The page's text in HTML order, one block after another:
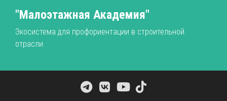
"Малоэтажная Академия"
Экосистема для профориентации в строительной
отрасли